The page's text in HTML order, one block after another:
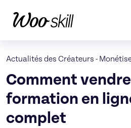
Actualités des Créateurs -
Comment
formation en
complet